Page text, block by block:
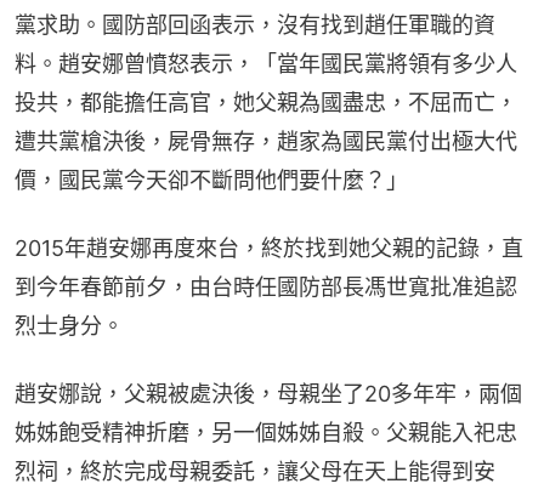
黨求助。國防部回函表示，沒有找到趙任軍職的資
料。趙安娜曾憤怒表示，「當年國民黨將領有多少人
投共，都能擔任高官，她父親為國盡忠，不屈而亡，
遭共黨槍決後，屍骨無存，趙家為國民黨付出極大代
價，國民黨今天卻不斷問他們要什麼？」
2015年趙安娜再度來台，終於找到她父親的記錄，直
到今年春節前夕，由台時任國防部長馮世寬批准追認
烈士身分。
趙安娜說，父親被處決後，母親坐了20多年牢，兩個
姊姊飽受精神折磨，另一個姊姊自殺。父親能入祀忠
烈祠，終於完成母親委託，讓父母在天上能得到安